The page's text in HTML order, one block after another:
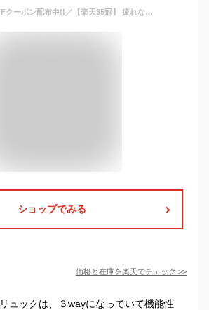
＼MAX20%OFFクーポン配布中!!／【楽天35冠】 疲れない × 大容量 ビジネスリュック 3way A4 45L 17インチ 防水 撥水 ノートPC メンズ リュックサック おしゃれ 丈夫 頑丈 耐久性 大型 軽い 軽量 収納 人気 カバン フェス キャンプ ビジネス リュック 通勤 通学 出張
ショップでみる
価格と在庫を楽天でチェック >>
ュックは、３wayになっていて機能性